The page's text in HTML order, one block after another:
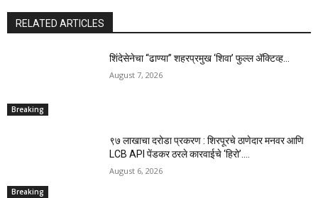
RELATED ARTICLES
Breaking
शिंदेसेनेचा “ढाण्या” शहरप्रमुख ‘शिवा’ फुल्ल ॲक्टिव्ह…
August 7, 2026
Breaking
९७ लाखाचा दरोडा प्रकरण : शिरपूरचे ठाणेदार मनवर आणि
LCB API पेंडकर ठरले कारवाईचे ‘हिरो’….
August 6, 2026